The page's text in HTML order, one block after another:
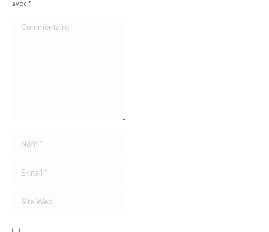
avec *
Commentaire
Nom *
E-mail *
Site Web